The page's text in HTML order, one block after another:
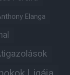
Elanga